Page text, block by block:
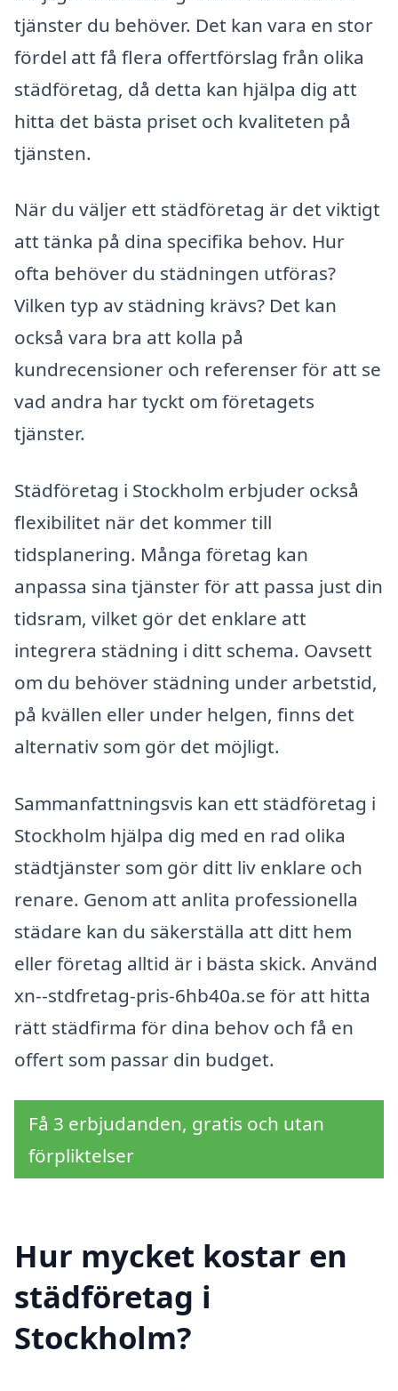
tjänster du behöver. Det kan vara en stor
fördel att få flera offertförslag från olika
städföretag, då detta kan hjälpa dig att
hitta det bästa priset och kvaliteten på
tjänsten.
När du väljer ett städföretag är det viktigt
att tänka på dina specifika behov. Hur
ofta behöver du städningen utföras?
Vilken typ av städning krävs? Det kan
också vara bra att kolla på
kundrecensioner och referenser för att se
vad andra har tyckt om företagets
tjänster.
Städföretag i Stockholm erbjuder också
flexibilitet när det kommer till
tidsplanering. Många företag kan
anpassa sina tjänster för att passa just din
tidsram, vilket gör det enklare att
integrera städning i ditt schema. Oavsett
om du behöver städning under arbetstid,
på kvällen eller under helgen, finns det
alternativ som gör det möjligt.
Sammanfattningsvis kan ett städföretag i
Stockholm hjälpa dig med en rad olika
städtjänster som gör ditt liv enklare och
renare. Genom att anlita professionella
städare kan du säkerställa att ditt hem
eller företag alltid är i bästa skick. Använd
xn--stdfretag-pris-6hb40a.se för att hitta
rätt städfirma för dina behov och få en
offert som passar din budget.
Få 3 erbjudanden, gratis och utan
förpliktelser
Hur mycket kostar en
städföretag i
Stockholm?